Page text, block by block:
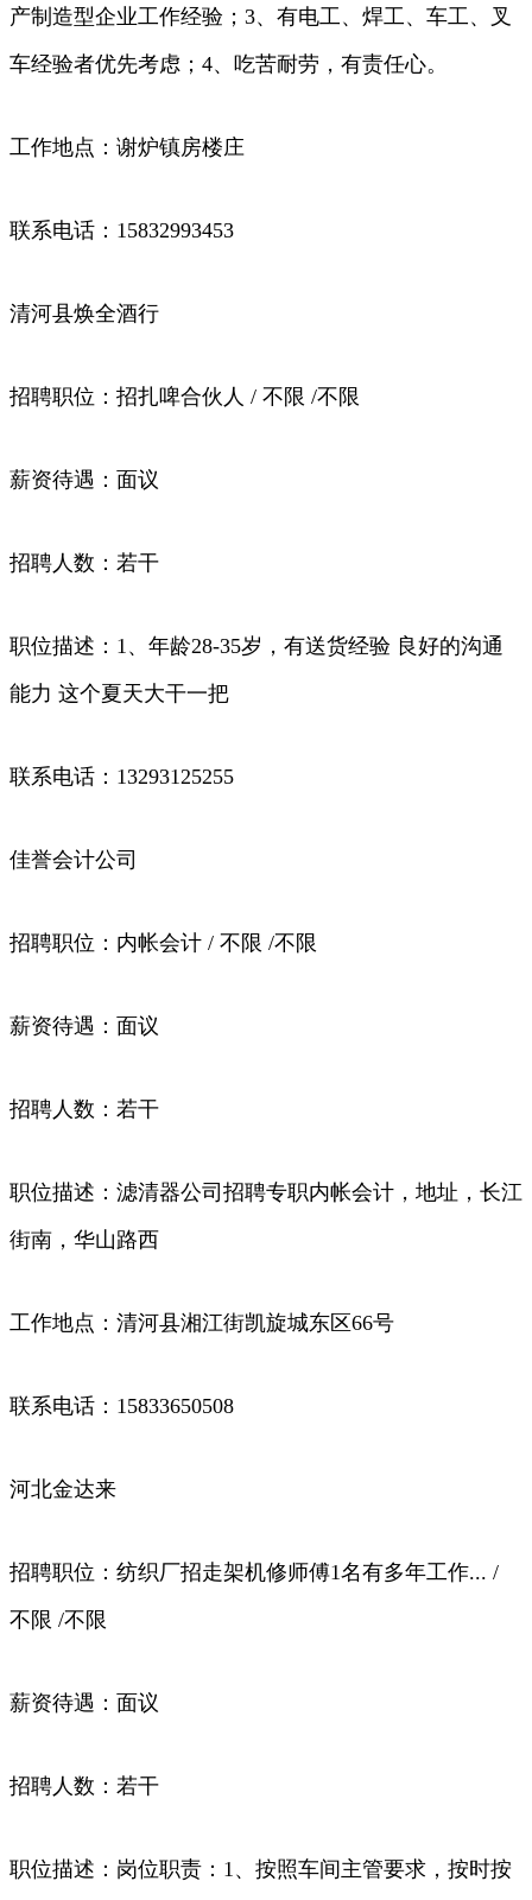
产制造型企业工作经验；3、有电工、焊工、车工、叉
车经验者优先考虑；4、吃苦耐劳，有责任心。
工作地点：谢炉镇房楼庄
联系电话：15832993453
清河县焕全酒行
招聘职位：招扎啤合伙人 / 不限 /不限
薪资待遇：面议
招聘人数：若干
职位描述：1、年龄28-35岁，有送货经验 良好的沟通
能力 这个夏天大干一把
联系电话：13293125255
佳誉会计公司
招聘职位：内帐会计 / 不限 /不限
薪资待遇：面议
招聘人数：若干
职位描述：滤清器公司招聘专职内帐会计，地址，长江
街南，华山路西
工作地点：清河县湘江街凯旋城东区66号
联系电话：15833650508
河北金达来
招聘职位：纺织厂招走架机修师傅1名有多年工作... /
不限 /不限
薪资待遇：面议
招聘人数：若干
职位描述：岗位职责：1、按照车间主管要求，按时按